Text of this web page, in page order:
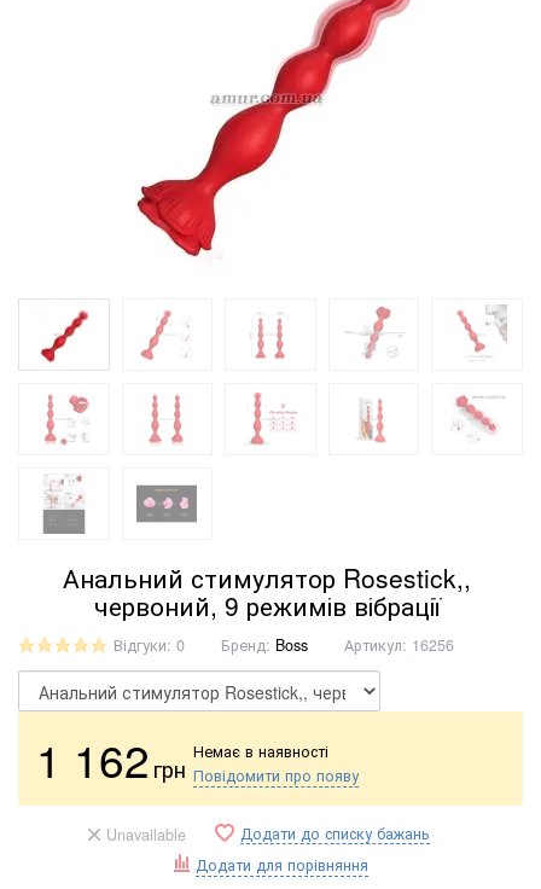
Анальний стимулятор Rosestick,,
червоний, 9 режимів вібрації
Відгуки: 0 Бренд: Boss Артикул: 16256
1 162 грн
Немає в наявності
Повідомити про появу
Unavailable
Додати до списку бажань
Додати для порівняння